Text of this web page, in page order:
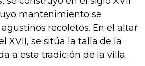
mantenimiento se
recoletos. En el altar
XVII, se sitúa la talla de la
a esta tradición de la villa.